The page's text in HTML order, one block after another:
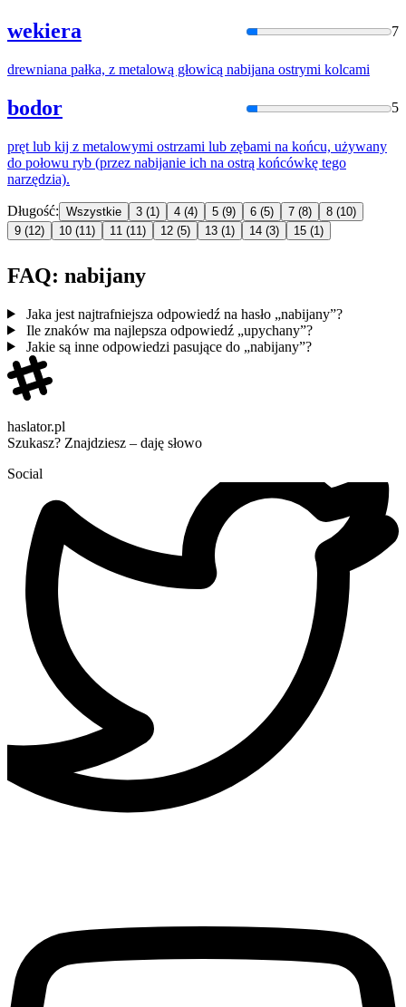
wekiera 7
drewniana pałka, z metalową głowicą nabijana ostrymi kolcami
bodor 5
pręt lub kij z metalowymi ostrzami lub zębami na końcu, używany
do połowu ryb (przez nabijanie ich na ostrą końcówkę tego
narzędzia).
Długość: Wszystkie 3 (1) 4 (4) 5 (9) 6 (5) 7 (8) 8 (10)
9 (12) 10 (11) 11 (11) 12 (5) 13 (1) 14 (3) 15 (1)
FAQ: nabijany
Jaka jest najtrafniejsza odpowiedź na hasło „nabijany”?
Ile znaków ma najlepsza odpowiedź „upychany”?
Jakie są inne odpowiedzi pasujące do „nabijany”?
haslator.pl
Szukasz? Znajdziesz – daję słowo
Social